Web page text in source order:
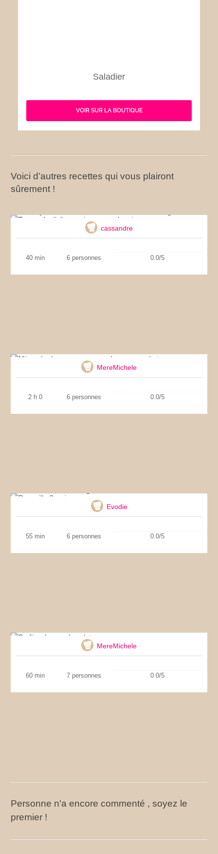
Saladier
VOIR SUR LA BOUTIQUE
Voici d’autres recettes qui vous plairont
sûrement !
cassandre
40 min 6 personnes 0.0/5
MereMichele
2 h 0 6 personnes 0.0/5
Evodie
55 min 6 personnes 0.0/5
MereMichele
60 min 7 personnes 0.0/5
Personne n'a encore commenté , soyez le
premier !